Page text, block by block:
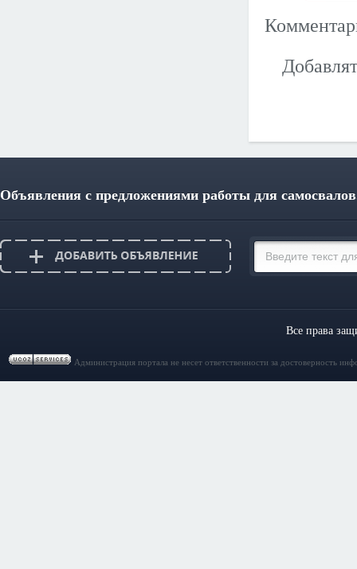
Объявления с предложениями работы для
Все права
Администрация портала не несет ответственности за достоверность